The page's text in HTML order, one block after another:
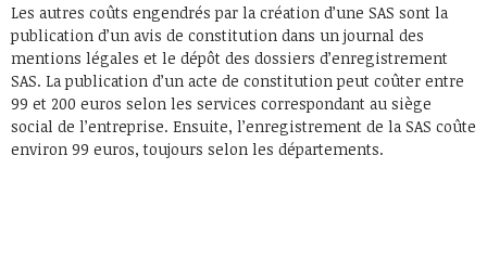
Les autres coûts engendrés par la création d’une SAS sont la
publication d’un avis de constitution dans un journal des
mentions légales et le dépôt des dossiers d’enregistrement
SAS. La publication d’un acte de constitution peut coûter entre
99 et 200 euros selon les services correspondant au siège
social de l’entreprise. Ensuite, l’enregistrement de la SAS coûte
environ 99 euros, toujours selon les départements.